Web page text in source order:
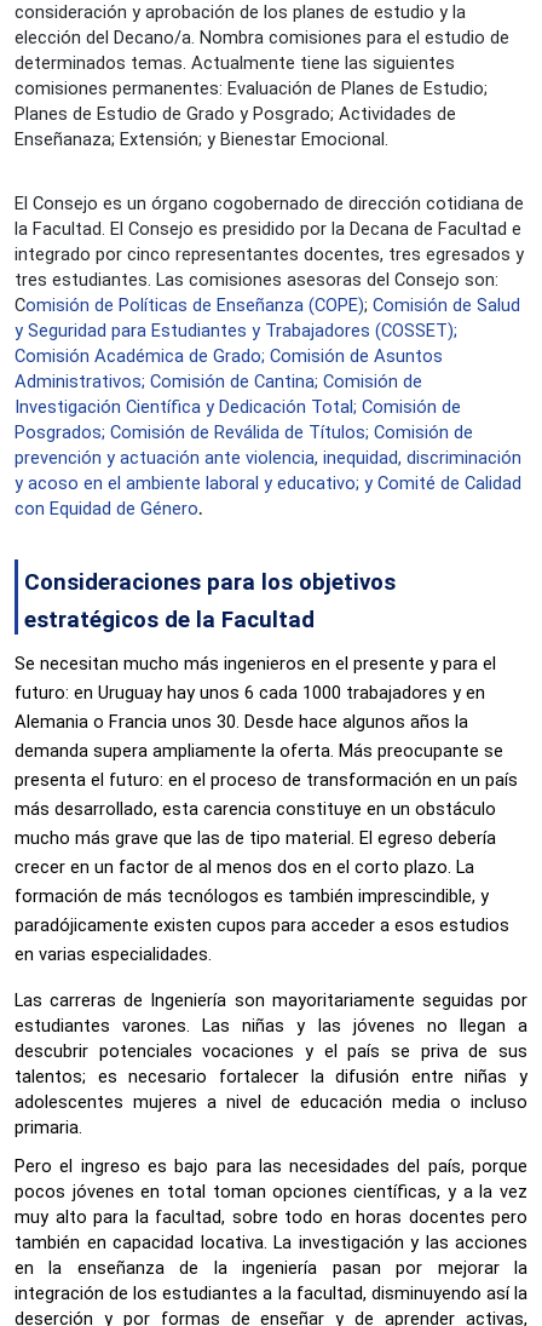
consideración y aprobación de los planes de estudio y la
elección del Decano/a. Nombra comisiones para el estudio de
determinados temas. Actualmente tiene las siguientes
comisiones permanentes: Evaluación de Planes de Estudio;
Planes de Estudio de Grado y Posgrado; Actividades de
Enseñanaza; Extensión; y Bienestar Emocional.
El Consejo es un órgano cogobernado de dirección cotidiana de
la Facultad. El Consejo es presidido por la Decana de Facultad e
integrado por cinco representantes docentes, tres egresados y
tres estudiantes. Las comisiones asesoras del Consejo son:
Comisión de Políticas de Enseñanza (COPE); Comisión de Salud
y Seguridad para Estudiantes y Trabajadores (COSSET
Comisión Académica de Grado; Comisión de Asuntos
Administrativos; Comisión de Cantina; Comisión de
Investigación Científica y Dedicación Total; Comisión de
Posgrados; Comisión de Reválida de Títulos; Comisión de
prevención y actuación ante violencia, inequidad, discriminación
y acoso en el ambiente laboral y educativo; y Comité de Calidad
con Equidad de Género.
Consideraciones para los objetivos
estratégicos de la Facultad
Se necesitan mucho más ingenieros en el presente y para el
futuro: en Uruguay hay unos 6 cada 1000 trabajadores y en
Alemania o Francia unos 30. Desde hace algunos años la
demanda supera ampliamente la oferta. Más preocupante se
presenta el futuro: en el proceso de transformación en un país
más desarrollado, esta carencia constituye en un obstáculo
mucho más grave que las de tipo material. El egreso debería
crecer en un factor de al menos dos en el corto plazo. La
formación de más tecnólogos es también imprescindible, y
paradójicamente existen cupos para acceder a esos estudios
en varias especialidades.
Las carreras de Ingeniería son mayoritariamente seguidas por
estudiantes varones. Las niñas y las jóvenes no llegan a
descubrir potenciales vocaciones y el país se priva de sus
talentos; es necesario fortalecer la difusión entre niñas y
adolescentes mujeres a nivel de educación media o incluso
primaria.
Pero el ingreso es bajo para las necesidades del país, porque
pocos jóvenes en total toman opciones científicas, y a la vez
muy alto para la facultad, sobre todo en horas docentes pero
también en capacidad locativa. La investigación y las acciones
en la enseñanza de la ingeniería pasan por mejorar la
integración de los estudiantes a la facultad, disminuyendo así la
deserción y por formas de enseñar y de aprender activas,